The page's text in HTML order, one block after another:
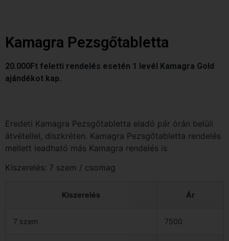
Kamagra Pezsgőtabletta
20.000Ft feletti rendelés esetén 1 levél Kamagra Gold
ajándékot kap.
Eredeti Kamagra Pezsgőtabletta eladó pár órán belüli
átvétellel, diszkréten. Kamagra Pezsgőtabletta rendelés
mellett leadható más Kamagra rendelés is
Kiszerelés: 7 szem / csomag
Kiszerelés Ár
7 szem 7500